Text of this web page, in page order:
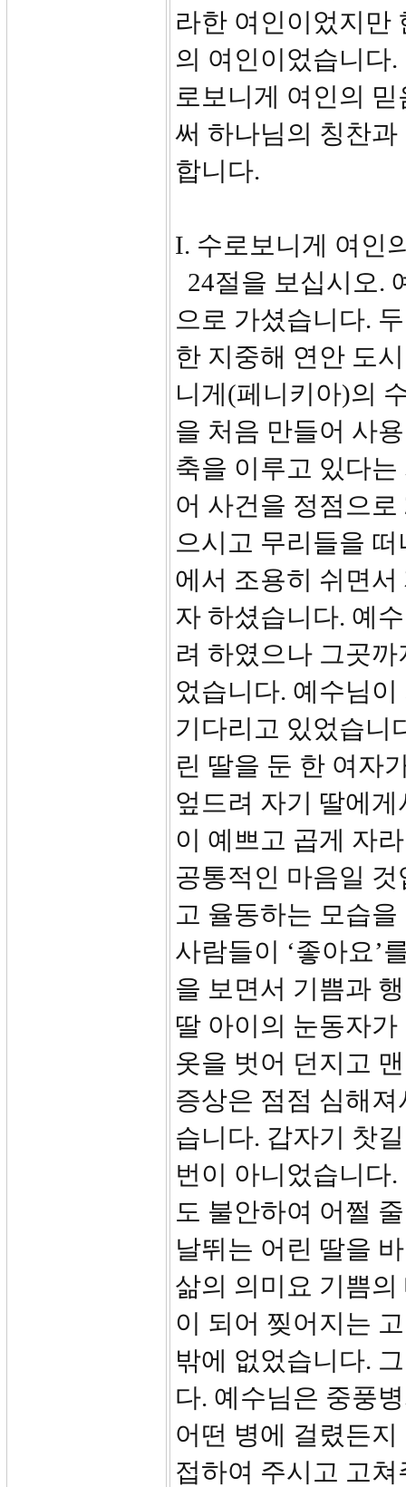
라한 여인이었지만
의 여인이었습니다
로보니게 여인의
써 하나님의 칭찬
합니다.
I. 수로보니게 여인
24절을 보십시오.
으로 가셨습니다.
한 지중해 연안 도
니게(페니키아)의
을 처음 만들어 사
축을 이루고 있다
어 사건을 정점으
으시고 무리들을
에서 조용히 쉬면
자 하셨습니다. 예
려 하였으나 그곳
었습니다. 예수님
기다리고 있었습니
린 딸을 둔 한 여자
엎드려 자기 딸에
이 예쁘고 곱게 자
공통적인 마음일
고 율동하는 모습
사람들이 ‘좋아요’
을 보면서 기쁨과
딸 아이의 눈동자
옷을 벗어 던지고
증상은 점점 심해
습니다. 갑자기 찻
번이 아니었습니다
도 불안하여 어쩔
날뛰는 어린 딸을
삶의 의미요 기쁨
이 되어 찢어지는
밖에 없었습니다.
다. 예수님은 중풍
어떤 병에 걸렸든
접하여 주시고 고